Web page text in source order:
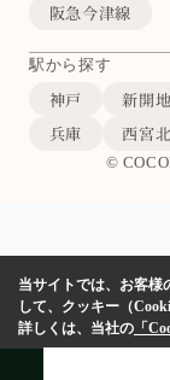
阪急今津線
駅から探す
神戸 新開地
兵庫
西宮
©
当サイトでは、お客様
して、クッキー（
詳しくは、当社の 「